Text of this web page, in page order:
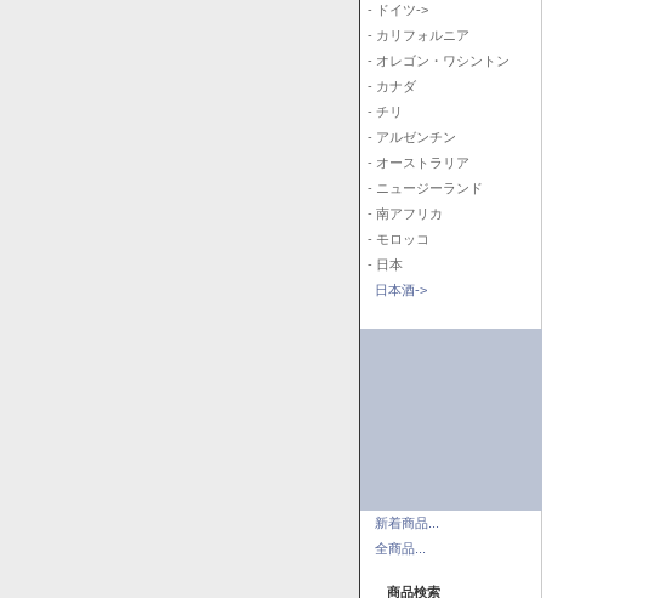
- ドイツ->
- カリフォルニア
- オレゴン・ワシントン
- カナダ
- チリ
- アルゼンチン
- オーストラリア
- ニュージーランド
- 南アフリカ
- モロッコ
- 日本
日本酒->
新着商品...
全商品...
商品検索